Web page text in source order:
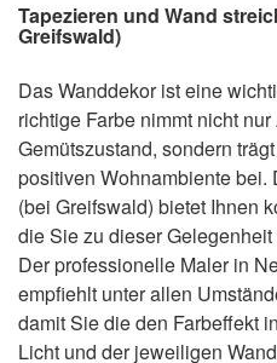
Tapezieren und Wand
Greifswald)
Das Wanddekor ist eine
richtige Farbe nimmt nicht
Gemütszustand, sondern
positiven Wohnambiente bei.
(bei Greifswald) bietet Ihnen
die Sie zu dieser
Der professionelle Maler in
empfiehlt unter allen
damit Sie die den Farbeffekt
Licht und der jeweiligen